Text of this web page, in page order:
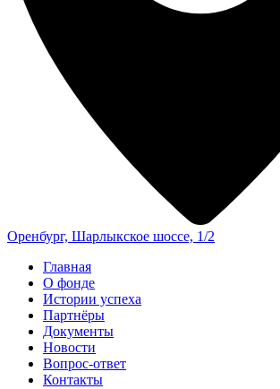
Оренбург, Шарлыкское шоссе, 1/2
Главная
О фонде
Истории успеха
Партнёры
Документы
Новости
Вопрос-ответ
Контакты